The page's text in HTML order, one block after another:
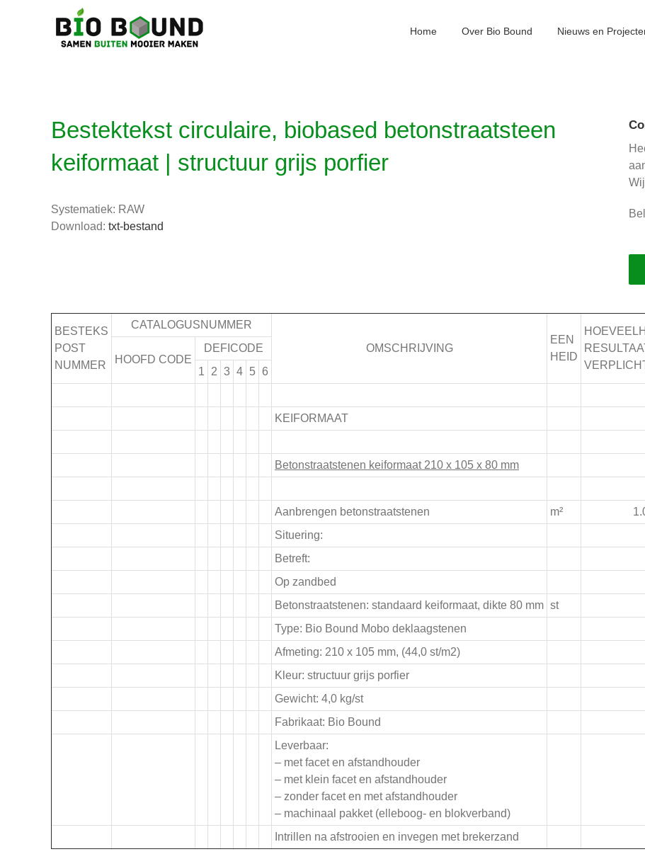
Home Over Bio Bound Nieuws en
Bestektekst circulaire, biobased betonstraatsteen
keiformaat | structuur grijs porfier
Systematiek: RAW
Download: txt-bestand
BESTEKS
POST
NUMMER
CATALOGUSNUMMER
OMSCHRIJVING
EEN
HEID
HOOFD CODE
DEFICODE
1
2 3 4 5 6
KEIFORMAAT
Betonstraatstenen keiformaat 210 x 105 x 80 mm
Aanbrengen betonstraatstenen
m²
Situering:
Betreft:
Op zandbed
Betonstraatstenen: standaard keiformaat, dikte 80 mm st
Type: Bio Bound Mobo deklaagstenen
Afmeting: 210 x 105 mm, (44,0 st/m2)
Kleur: structuur grijs porfier
Gewicht: 4,0 kg/st
Fabrikaat: Bio Bound
Leverbaar:
– met facet en afstandhouder
– met klein facet en afstandhouder
– zonder facet en met afstandhouder
– machinaal pakket (elleboog- en blokverband)
Intrillen na afstrooien en invegen met brekerzand